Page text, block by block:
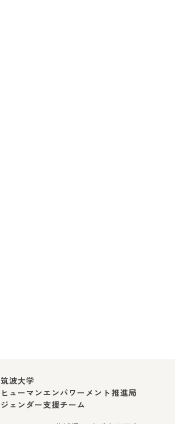
筑波大学
ヒューマンエンパワーメント推進局
ジェンダー支援チーム